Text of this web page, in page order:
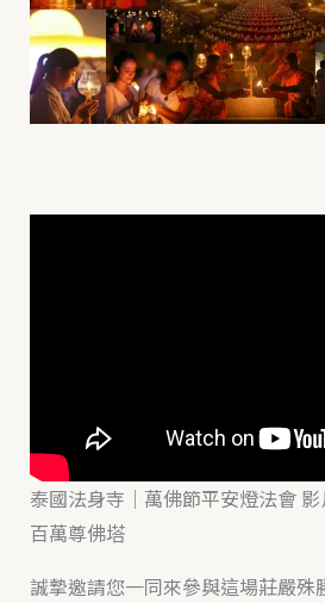
泰國法身寺｜萬佛節平安燈法會 影
百萬尊佛塔
誠摯邀請您一同來參與這場莊嚴殊